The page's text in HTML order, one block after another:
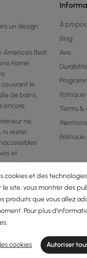
un design
America's Best
Home
le
de bains,
encore.
ne
ni rester
et
un intérieur
et votre
À
Blog
Avis
Terms &
cookies et des
site, vous montrer des
produits que vous allez
Pour plus
.
cookies Autoriser